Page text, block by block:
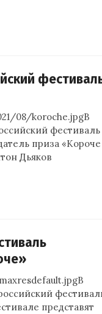
08/koroche.jpgВ
фестиваль
приза «Короче
Дьяков
представят